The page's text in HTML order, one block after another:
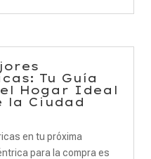
Tu Guía
Hogar Ideal
la Ciudad
en tu próxima
para la compra es